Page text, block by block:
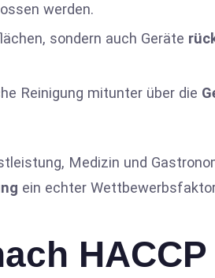
werden.
sondern auch Geräte
Reinigung mitunter über die
Medizin und
ein echter
HACCP